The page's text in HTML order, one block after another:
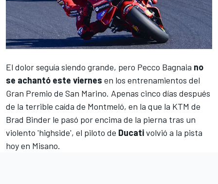
El dolor seguía siendo grande, pero Pecco Bagnaia no
se achantó este viernes en los entrenamientos del
Gran Premio de San Marino. Apenas cinco días después
de la terrible caída de Montmeló, en la que la KTM de
Brad Binder le pasó por encima de la pierna tras un
violento 'highside', el piloto de Ducativolvió a la pista
hoy en Misano.